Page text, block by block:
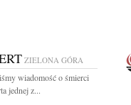
ZIELONA GÓRA
wiadomość o śmierci
jednej z...